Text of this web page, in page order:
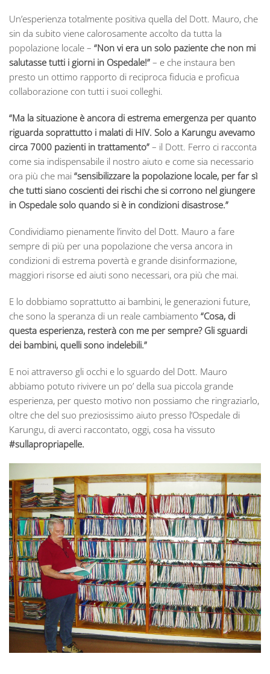
Un’esperienza totalmente positiva quella del Dott. Mauro, che
sin da subito viene calorosamente accolto da tutta la
popolazione locale – “Non vi era un solo paziente che non mi
salutasse tutti i giorni in Ospedale!” – e che instaura ben
presto un ottimo rapporto di reciproca fiducia e proficua
collaborazione con tutti i suoi colleghi.
“Ma la situazione è ancora di estrema emergenza per quanto
riguarda soprattutto i malati di HIV. Solo a Karungu avevamo
circa 7000 pazienti in trattamento” – il Dott. Ferro ci racconta
come sia indispensabile il nostro aiuto e come sia necessario
ora più che mai “sensibilizzare la popolazione locale, per far sì
che tutti siano coscienti dei rischi che si corrono nel giungere
in Ospedale solo quando si è in condizioni disastrose.”
Condividiamo pienamente l’invito del Dott. Mauro a fare
sempre di più per una popolazione che versa ancora in
condizioni di estrema povertà e grande disinformazione,
maggiori risorse ed aiuti sono necessari, ora più che mai.
E lo dobbiamo soprattutto ai bambini, le generazioni future,
che sono la speranza di un reale cambiamento “Cosa, di
questa esperienza, resterà con me per sempre? Gli sguardi
dei bambini, quelli sono indelebili.”
E noi attraverso gli occhi e lo sguardo del Dott. Mauro
abbiamo potuto rivivere un po’ della sua piccola grande
esperienza, per questo motivo non possiamo che ringraziarlo,
oltre che del suo preziosissimo aiuto presso l’Ospedale di
Karungu, di averci raccontato, oggi, cosa ha vissuto
#sullapropriapelle.